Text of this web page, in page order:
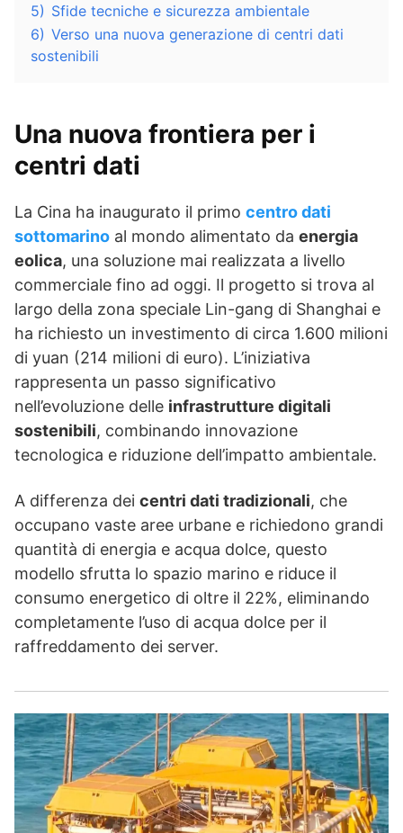
5) Sfide tecniche e sicurezza ambientale
6) Verso una nuova generazione di centri dati
sostenibili
Una nuova frontiera per i
centri dati
La Cina ha inaugurato il primo centro dati
sottomarino al mondo alimentato da energia
eolica, una soluzione mai realizzata a livello
commerciale fino ad oggi. Il progetto si trova al
largo della zona speciale Lin-gang di Shanghai e
ha richiesto un investimento di circa 1.600 milioni
di yuan (214 milioni di euro). L’iniziativa
rappresenta un passo significativo
nell’evoluzione delle infrastrutture digitali
sostenibili, combinando innovazione
tecnologica e riduzione dell’impatto ambientale.
A differenza dei centri dati tradizionali, che
occupano vaste aree urbane e richiedono grandi
quantità di energia e acqua dolce, questo
modello sfrutta lo spazio marino e riduce il
consumo energetico di oltre il 22%, eliminando
completamente l’uso di acqua dolce per il
raffreddamento dei server.